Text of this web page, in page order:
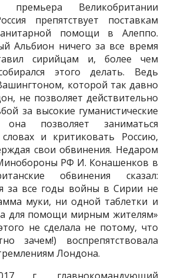
премьера Великобритании
препятствует поставкам
помощи в Алеппо.
Альбион ничего за все время
сирийцам и, более чем
этого делать. Ведь
которой так давно
не позволяет действительно
за высокие гуманистические
позволяет заниматься
и критиковать Россию,
свои обвинения. Недаром
РФ И. Конашенков в
обвинения сказал:
за все годы войны в Сирии не
муки, ни одной таблетки и
для помощи мирным жителям»
не сделала не потому, что
зачем!) вос­препятствовала
Лондона.